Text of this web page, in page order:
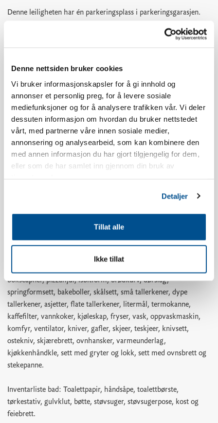
Denne nettsiden bruker cookies
Vi bruker informasjonskapsler for å gi innhold og
annonser et personlig preg, for å levere sosiale
mediefunksjoner og for å analysere trafikken vår. Vi deler
dessuten informasjon om hvordan du bruker nettstedet
vårt, med partnerne våre innen sosiale medier,
annonsering og analysearbeid, som kan kombinere den
med annen informasjon du har gjort tilgjengelig for dem,
eller som de har samlet inn gjennom din bruk av
Detaljer
Tillat alle
Ikke tillat
Denne leiligheten har én parkeringsplass i parkeringsgarasjen.
Røyking er ikke tillatt, se våre bookingbetingelser for mer info.
Leiligheten har sydvendt balkong, utsikt og beliggenhet vil
variere i forhold til hvilket bygg man bor i.
Det kan forekomme støy fra restauranten Olympique utover
kvelden i ferieperioder og helger.
whiskyglass, vannglass, kaffekopper, kjøkkenpapir,
kjøkkenpapirholder, ildfast glassform, kakeform, kjevle, saks,
teskjeer, bakepensel, visp, slikkepotte, kjøkkenredskaper,
bokseåpner, pizzahjul, isbitform, brødkurv, dørslag,
springformsett, bakeboller, skålsett, små tallerkener, dype
tallerkener, asjetter, flate tallerkener, litermål, termokanne,
kaffefilter, vannkoker, kjøleskap, fryser, vask, oppvaskmaskin,
komfyr, ventilator, kniver, gafler, skjeer, teskjeer, knivsett,
ostekniv, skjærebrett, ovnhansker, varmeunderlag,
kjøkkenhåndkle, sett med gryter og lokk, sett med ovnsbrett og
stekepanne.
Inventarliste bad: Toalettpapir, håndsåpe, toalettbørste,
tørkestativ, gulvklut, bøtte, støvsuger, støvsugerpose, kost og
feiebrett.